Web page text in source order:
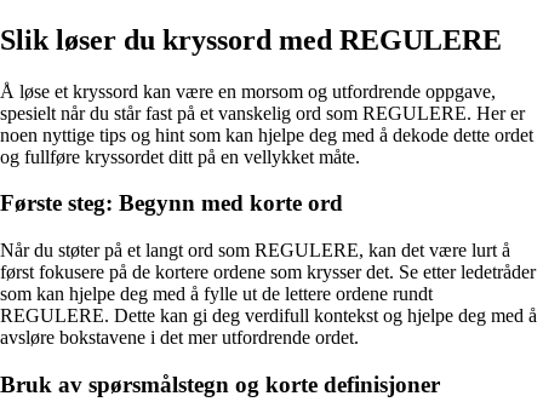
Slik løser du kryssord med REGULERE
Å løse et kryssord kan være en morsom og utfordrende oppgave,
spesielt når du står fast på et vanskelig ord som REGULERE. Her er
noen nyttige tips og hint som kan hjelpe deg med å dekode dette ordet
og fullføre kryssordet ditt på en vellykket måte.
Første steg: Begynn med korte ord
Når du støter på et langt ord som REGULERE, kan det være lurt å
først fokusere på de kortere ordene som krysser det. Se etter ledetråder
som kan hjelpe deg med å fylle ut de lettere ordene rundt
REGULERE. Dette kan gi deg verdifull kontekst og hjelpe deg med å
avsløre bokstavene i det mer utfordrende ordet.
Bruk av spørsmålstegn og korte definisjoner